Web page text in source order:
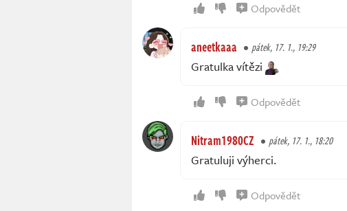
Odpovědět
aneetkaaa pátek, 17. 1., 19:29
Gratulka vítězi
Odpovědět
Nitram1980CZ pátek, 17. 1., 18:20
Gratuluji výherci.
Odpovědět